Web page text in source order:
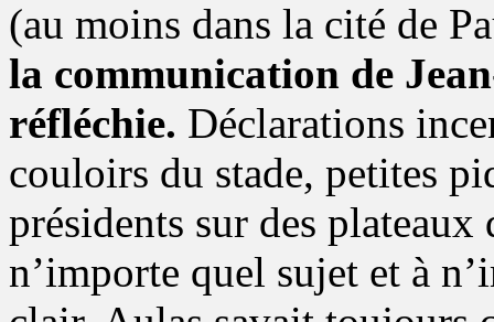
(au moins dans la cité de
la communication de
réfléchie. Déclarations
couloirs du stade, petites
présidents sur des
n’importe quel sujet et à